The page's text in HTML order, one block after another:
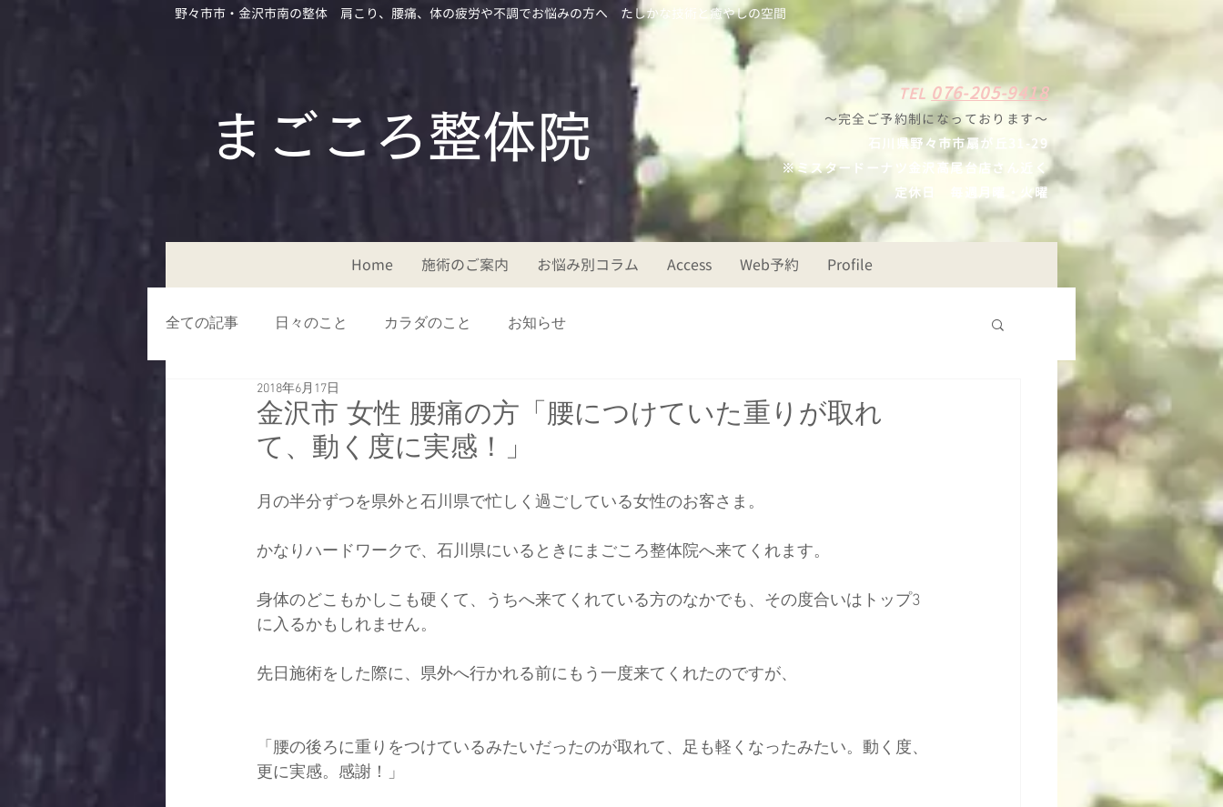
野々市市・金沢市南の整体 肩こり、腰痛、体の疲労や不調でお悩みの方へ たしかな技術と癒やしの空間
​​まごころ整体院
TEL 076-205-9418
〜完全ご予約制になっ ております 〜
石川県野々 市市扇が丘31-29
※ミスタードーナツ
金沢高尾台店さん近く
定休日
毎週月曜・火曜
Home 施術のご案内 お悩み別コラム Access Web予約 Profile
全ての記事 日々のこと カラダのこと お知らせ
金沢市 女性 腰痛の方「腰につけていた重りが取れ
て、動く度に実感！」
2018年6月17日
月の半分ずつを県外と石川県で忙しく過ごしている女性のお客さま。
かなりハードワークで、石川県にいるときにまごころ整体院へ来てくれます。
身体のどこもかしこも硬くて、うちへ来てくれている方のなかでも、その度合いはトップ3
に入るかもしれません。
先日施術をした際に、県外へ行かれる前にもう一度来てくれたのですが、
「腰の後ろに重りをつけているみたいだったのが取れて、足も軽くなったみたい。動く度、
更に実感。感謝！」